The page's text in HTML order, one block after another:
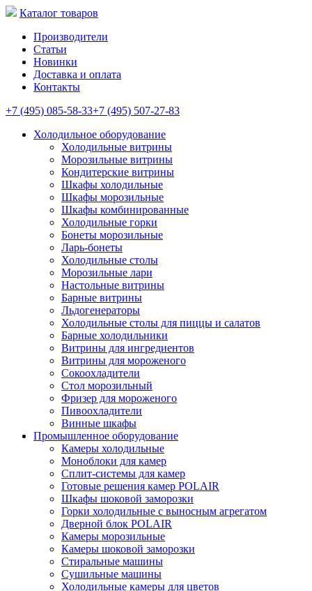
Каталог товаров
Производители
Статьи
Новинки
Доставка и оплата
Контакты
+7 (495) 085-58-33+7 (495) 507-27-83
Холодильное оборудование
Холодильные витрины
Морозильные витрины
Кондитерские витрины
Шкафы холодильные
Шкафы морозильные
Шкафы комбинированные
Холодильные горки
Бонеты морозильные
Ларь-бонеты
Холодильные столы
Морозильные лари
Настольные витрины
Барные витрины
Льдогенераторы
Холодильные столы для пиццы и салатов
Барные холодильники
Витрины для ингредиентов
Витрины для мороженого
Сокоохладители
Стол морозильный
Фризер для мороженого
Пивоохладители
Винные шкафы
Промышленное оборудование
Камеры холодильные
Моноблоки для камер
Сплит-системы для камер
Готовые решения камер POLAIR
Шкафы шоковой заморозки
Горки холодильные с выносным агрегатом
Дверной блок POLAIR
Камеры морозильные
Камеры шоковой заморозки
Стиральные машины
Сушильные машины
Холодильные камеры для цветов